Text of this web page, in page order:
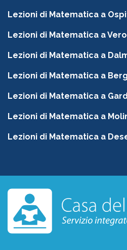
Lezioni di Matematica a
Lezioni di Matematica a
Lezioni di Matematica a
Lezioni di Matematica a
Lezioni di Matematica a
Lezioni di Matematica a
Lezioni di Matematica a